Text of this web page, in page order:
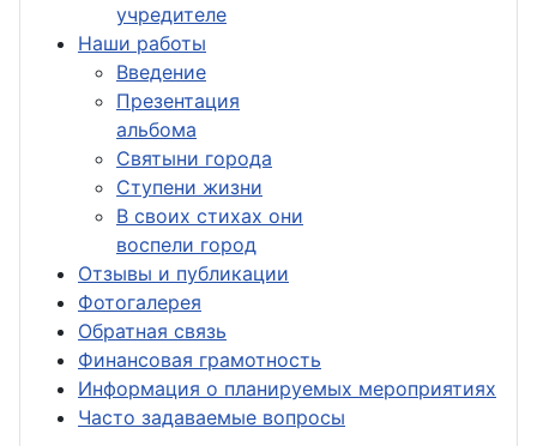
учредителе
Наши работы
Введение
Презентация
альбома
Святыни города
Ступени жизни
В своих стихах они
воспели город
Отзывы и публикации
Фотогалерея
Обратная связь
Финансовая грамотность
Информация о планируемых мероприятиях
Часто задаваемые вопросы